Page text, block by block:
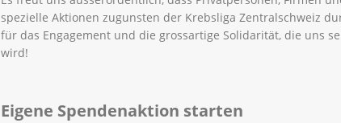
spezielle Aktionen zugunsten der Krebsliga Zentralschweiz
für das Engagement und die grossartige Solidarität, die uns
wird!
Eigene Spendenaktion starten